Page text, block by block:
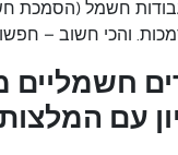
חשמל (הסמכת
והכי חשוב –
חשמליים
עם